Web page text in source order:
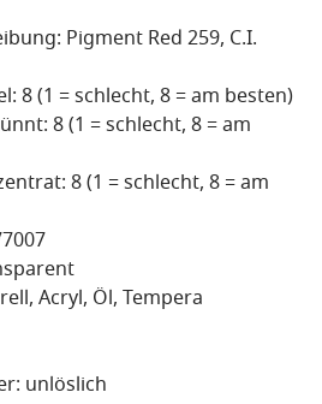
Pigment Red 259, C.I.
8 (1 = schlecht, 8 = am besten)
8 (1 = schlecht, 8 = am
8 (1 = schlecht, 8 = am
Acryl, Öl, Tempera
unlöslich